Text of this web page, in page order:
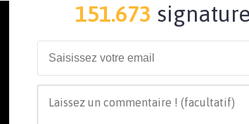
151.673